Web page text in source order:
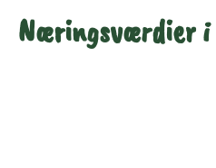
Næringsværdier